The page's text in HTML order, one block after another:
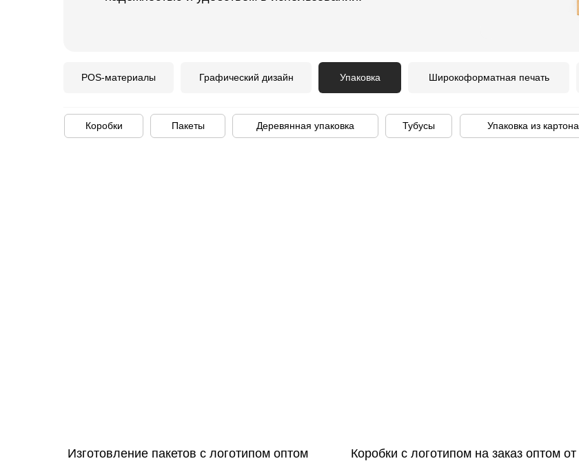
POS-материалы Графический дизайн Упаковка Широкоформатная печать
Пакеты
Коробки Деревянная упаковка Тубусы Упаковка из картона
Изготовление пакетов с логотипом оптом
Коробки с логотипом на заказ оптом от